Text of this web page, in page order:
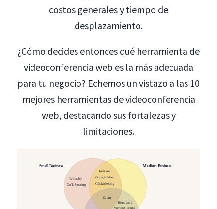
costos generales y tiempo de
desplazamiento.
¿Cómo decides entonces qué herramienta de
videoconferencia web es la más adecuada
para tu negocio? Echemos un vistazo a las 10
mejores herramientas de videoconferencia
web, destacando sus fortalezas y
limitaciones.